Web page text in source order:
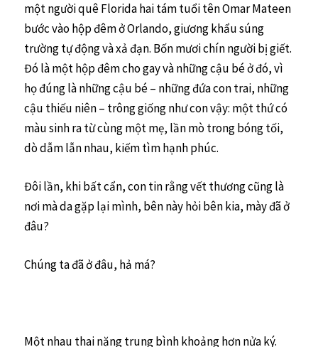
một người quê Florida hai tám tuổi tên Omar Mateen
bước vào hộp đêm ở Orlando, giương khẩu súng
trường tự động và xả đạn. Bốn mươi chín người bị giết.
Đó là một hộp đêm cho gay và những cậu bé ở đó, vì
họ đúng là những cậu bé – những đứa con trai, những
cậu thiếu niên – trông giống như con vậy: một thứ có
màu sinh ra từ cùng một mẹ, lần mò trong bóng tối,
dò dẫm lẫn nhau, kiếm tìm hạnh phúc.
Đôi lần, khi bất cẩn, con tin rằng vết thương cũng là
nơi mà da gặp lại mình, bên này hỏi bên kia, mày đã ở
đâu?
Chúng ta đã ở đâu, hả má?
Một nhau thai nặng trung bình khoảng hơn nửa ký.